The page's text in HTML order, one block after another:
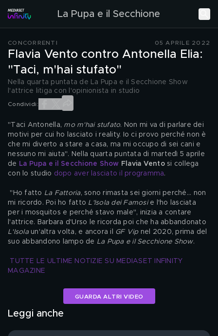
La Pupa e il Secchione
CONCORRENTI 05 APRILE 2022
Flavia Vento contro Antonella Elia:
"Taci, m'hai stufato"
Nella quarta puntata de La Pupa e il Secchione Show
l'attrice litiga con l'opinionista in studio
Condividi:
"Taci Antonella, mo m'hai stufato. Non mi va di parlare dei
motivi per cui ho lasciato i reality. Io ci provo perché non è
che mi diverto a stare a casa, ma mi occupo di sei cani e
nessuno mi aiuta". Nella quarta puntata di martedì 5 aprile
de La Pupa e il Secchione Show Flavia Vento si collega
con lo studio dopo aver lasciato il programma.
"Ho fatto La Fattoria, sono rimasta sei giorni perché... non
mi ricordo. Poi ho fatto L'Isola dei Famosi e l'ho lasciata
per i mosquitos e perché stavo male", inizia a contare
l'attrice. Barbara d'Urso le ricorda poi che ha abbandonato
L'Isola un'altra volta, e ancora il GF Vip nel 2020, prima del
suo abbandono lampo de La Pupa e il Secchione Show.
TUTTE LE ULTIME NOTIZIE SU MEDIASET INFINITY
MAGAZINE
GUARDA ALTRI VIDEO
Leggi anche